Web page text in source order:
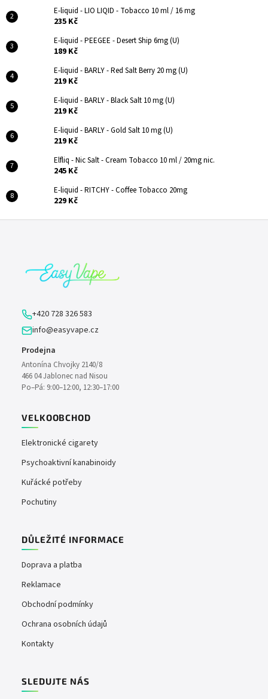
E-liquid - LIO LIQID - Tobacco 10 ml / 16 mg
235 Kč
E-liquid - PEEGEE - Desert Ship 6mg (U)
189 Kč
E-liquid - BARLY - Red Salt Berry 20 mg (U)
219 Kč
E-liquid - BARLY - Black Salt 10 mg (U)
219 Kč
E-liquid - BARLY - Gold Salt 10 mg (U)
219 Kč
Elfliq - Nic Salt - Cream Tobacco 10 ml / 20mg nic.
245 Kč
E-liquid - RITCHY - Coffee Tobacco 20mg
229 Kč
+420 728 326 583
info@easyvape.cz
Prodejna
Antonína Chvojky 2140/8
466 04 Jablonec nad Nisou
Po–Pá: 9:00–12:00, 12:30–17:00
VELKOOBCHOD
Elektronické cigarety
Psychoaktivní kanabinoidy
Kuřácké potřeby
Pochutiny
DŮLEŽITÉ INFORMACE
Doprava a platba
Reklamace
Obchodní podmínky
Ochrana osobních údajů
Kontakty
SLEDUJTE NÁS